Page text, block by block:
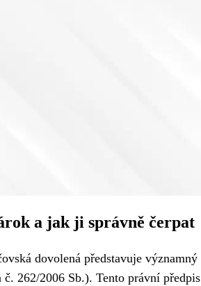
a jak ji správně čerpat
dovolená představuje
262/2006 Sb.). Tento právní